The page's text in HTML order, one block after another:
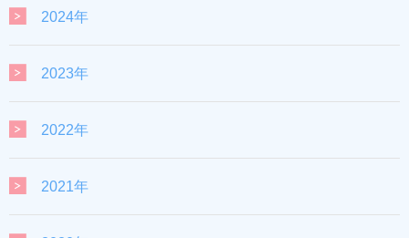
2024年
2023年
2022年
2021年